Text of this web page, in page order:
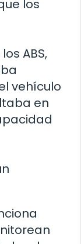
los
ABS,
vehículo
en